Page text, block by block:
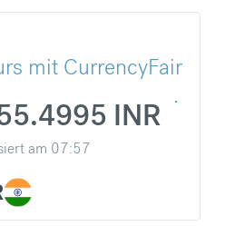
mit CurrencyFair
INR
am 07:57